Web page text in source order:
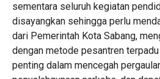
sementara seluruh kegiatan
disayangkan sehingga perlu
dari Pemerintah Kota Sabang,
dengan metode pesantren
penting dalam mencegah